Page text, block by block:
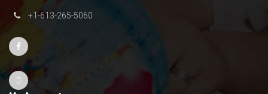
+1-613-265-5060